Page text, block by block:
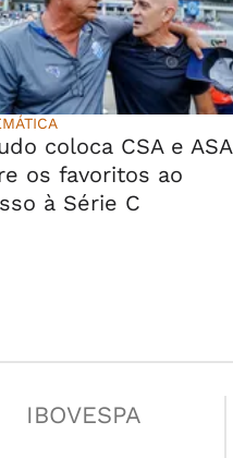
coloca CSA e ASA
os favoritos ao
à Série C
IBOVESPA